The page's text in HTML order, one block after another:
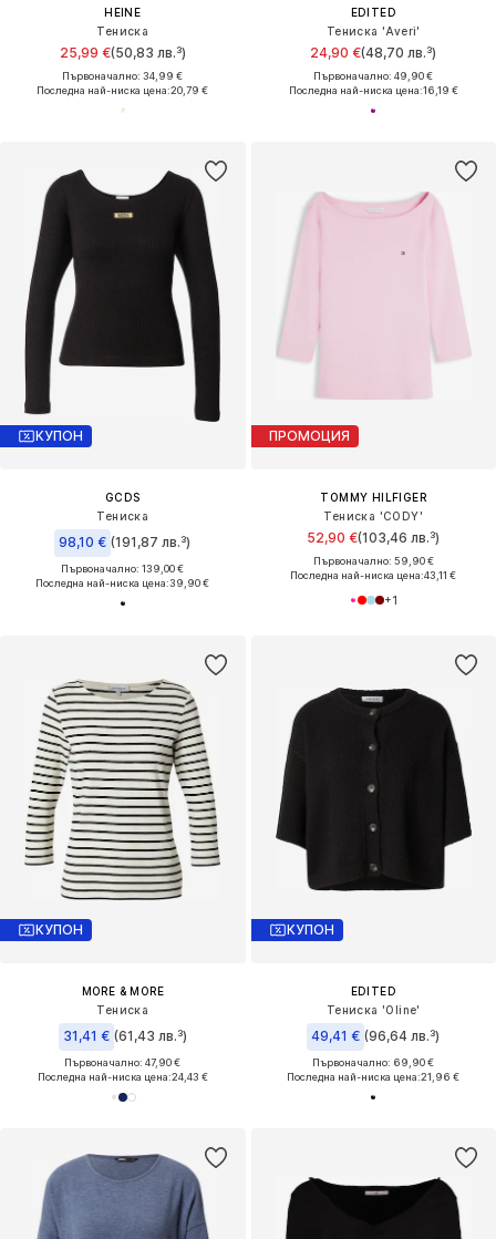
HEINE
Тениска
25,99 €(50,83 лв.³)
Първоначално: 34,99 €
Последна най-ниска цена:20,79 €
EDITED
Тениска 'Averi'
24,90 €(48,70 лв.³)
Първоначално: 49,90 €
Последна най-ниска цена:16,19 €
КУПОН
GCDS
Тениска
98,10 € (191,87 лв.³)
Първоначално: 139,00 €
Последна най-ниска цена:39,90 €
ПРОМОЦИЯ
TOMMY HILFIGER
Тениска 'CODY'
52,90 €(103,46 лв.³)
Първоначално: 59,90 €
Последна най-ниска цена:43,11 €
+1
КУПОН
MORE & MORE
Тениска
31,41 € (61,43 лв.³)
Първоначално: 47,90 €
Последна най-ниска цена:24,43 €
КУПОН
EDITED
Тениска 'Oline'
49,41 € (96,64 лв.³)
Първоначално: 69,90 €
Последна най-ниска цена:21,96 €